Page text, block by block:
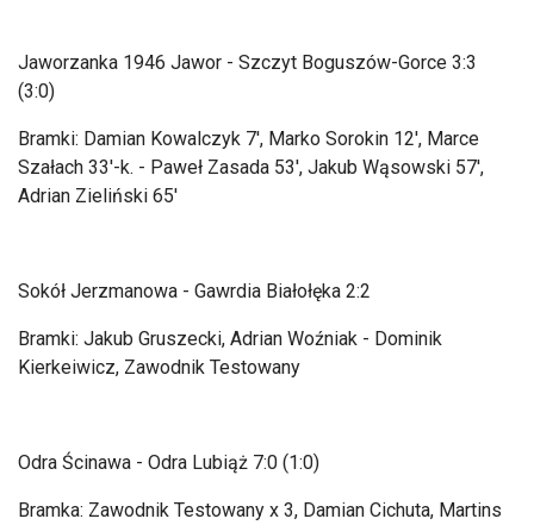
Jaworzanka 1946 Jawor - Szczyt Boguszów-Gorce 3:3
(3:0)
Bramki: Damian Kowalczyk 7', Marko Sorokin 12', Marce
Szałach 33'-k. - Paweł Zasada 53', Jakub Wąsowski 57',
Adrian Zieliński 65'
Sokół Jerzmanowa - Gawrdia Białołęka 2:2
Bramki: Jakub Gruszecki, Adrian Woźniak - Dominik
Kierkeiwicz, Zawodnik Testowany
Odra Ścinawa - Odra Lubiąż 7:0 (1:0)
Bramka: Zawodnik Testowany x 3, Damian Cichuta, Martins